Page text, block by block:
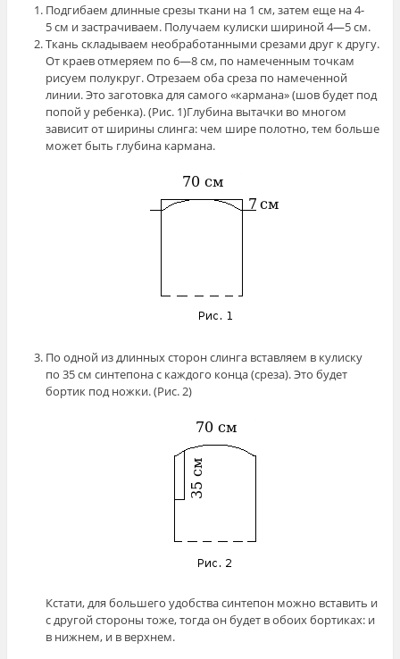
Подгибаем длинные срезы ткани на 1 см, затем еще на 4-
5 см и застрачиваем. Получаем кулиски шириной 4—5 см.
Ткань складываем необработанными срезами друг к другу.
От краев отмеряем по 6—8 см, по намеченным точкам
рисуем полукруг. Отрезаем оба среза по намеченной
линии. Это заготовка для самого «кармана» (шов будет под
попой у ребенка). (Рис. 1)Глубина вытачки во многом
зависит от ширины слинга: чем шире полотно, тем больше
может быть глубина кармана.
По одной из длинных сторон слинга вставляем в кулиску
по 35 см синтепона с каждого конца (среза). Это будет
бортик под ножки. (Рис. 2)
Кстати, для большего удобства синтепон можно вставить и
с другой стороны тоже, тогда он будет в обоих бортиках: и
в нижнем, и в верхнем.